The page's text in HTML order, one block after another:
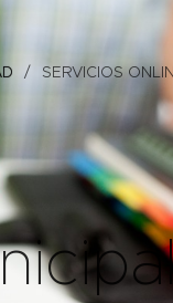
SERVICIOS